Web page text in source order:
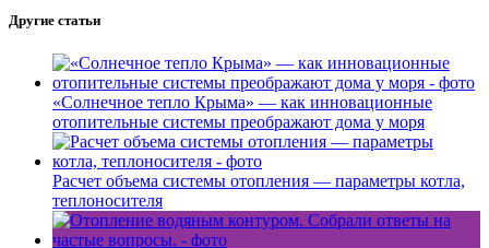
Другие статьи
«Солнечное тепло Крыма» — как инновационные
отопительные системы преображают дома у моря
Расчет объема системы отопления — параметры котла,
теплоносителя